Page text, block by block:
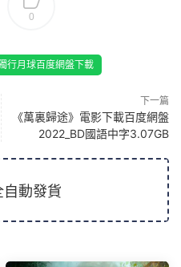
0
行月球百度網盤下載
下一篇
《萬裏歸途》電影下載百度網盤
2022_BD國語中字3.07GB
動發貨